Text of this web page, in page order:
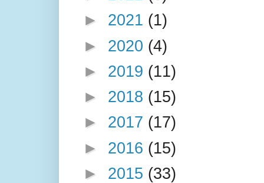
► 2021 (1)
► 2020 (4)
► 2019 (11)
► 2018 (15)
► 2017 (17)
► 2016 (15)
► 2015 (33)